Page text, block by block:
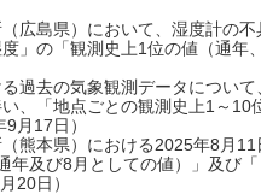
広島県）において、湿度計の
」の「観測史上1位の値（通
過去の気象観測データについ
、「地点ごとの観測史上1～
月17日）
熊本県）における2025年8月
年及び8月としての値）」及び
20日）